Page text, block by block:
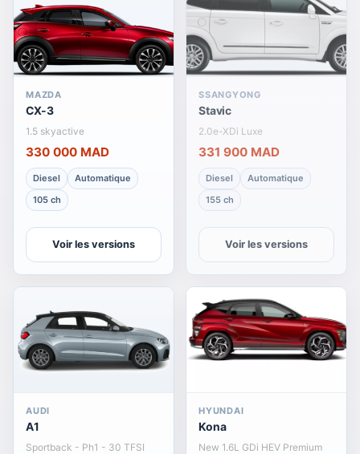
MAZDA
CX-3
1.5 skyactive
330 000 MAD
Diesel
Automatique
105 ch
Voir les versions
SSANGYONG
Stavic
2.0e-XDi Luxe
331 900 MAD
Diesel
Automatique
155 ch
Voir les versions
AUDI
A1
Sportback - Ph1 - 30 TFSI
HYUNDAI
Kona
New 1.6L GDi HEV Premium